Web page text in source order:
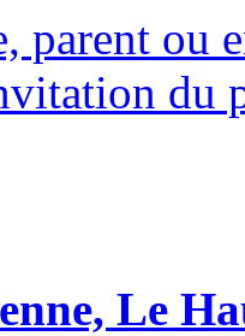
parent ou
du
Le